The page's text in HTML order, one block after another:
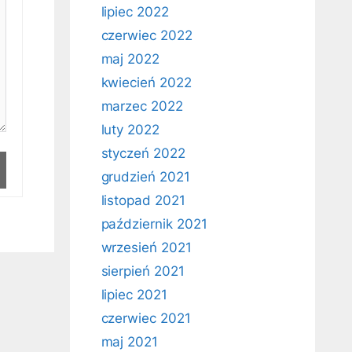
lipiec 2022
czerwiec 2022
maj 2022
kwiecień 2022
marzec 2022
luty 2022
styczeń 2022
grudzień 2021
listopad 2021
październik 2021
wrzesień 2021
sierpień 2021
lipiec 2021
czerwiec 2021
maj 2021